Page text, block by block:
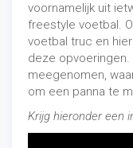
voornamelijk uit
freestyle voetbal.
voetbal truc en
deze opvoeringen.
meegenomen,
om een panna te
Krijg hieronder een